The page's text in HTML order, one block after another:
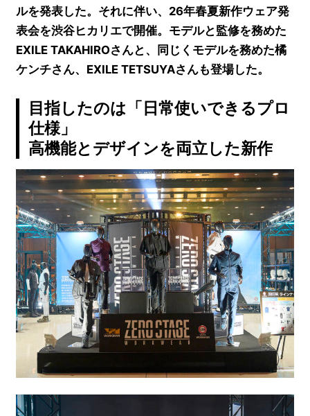
ルを発表した。それに伴い、26年春夏新作ウェア発
表会を渋谷ヒカリエで開催。モデルと監修を務めた
EXILE TAKAHIROさんと、同じくモデルを務めた橘
ケンチさん、EXILE TETSUYAさんも登場した。
目指したのは「日常使いできるプロ
仕様」
高機能とデザインを両立した新作